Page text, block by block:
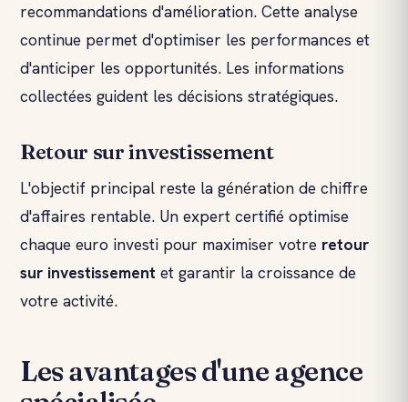
recommandations d'amélioration. Cette analyse
continue permet d'optimiser les performances et
d'anticiper les opportunités. Les informations
collectées guident les décisions stratégiques.
Retour sur investissement
L'objectif principal reste la génération de chiffre
d'affaires rentable. Un expert certifié optimise
chaque euro investi pour maximiser votre retour
sur investissement et garantir la croissance de
votre activité.
Les avantages d'une agence